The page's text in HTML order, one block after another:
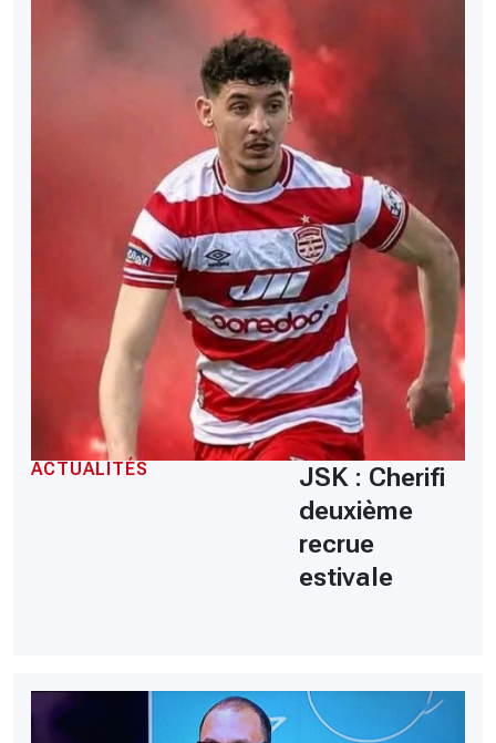
ACTUALITÉS
JSK : Cherifi
deuxième
recrue
estivale